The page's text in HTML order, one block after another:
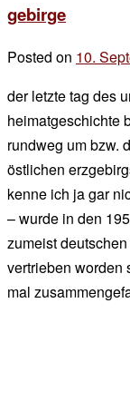
gebirge
Posted on 10.
der letzte tag des
heimatgeschichte
rundweg um bzw.
östlichen
kenne ich ja gar
– wurde in den
zumeist
vertrieben worden
mal